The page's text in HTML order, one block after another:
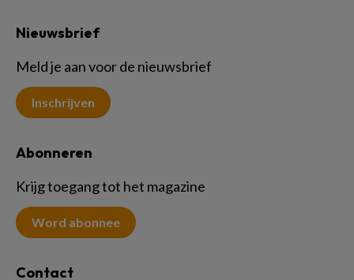
Nieuwsbrief
Meld je aan voor de nieuwsbrief
Inschrijven
Abonneren
Krijg toegang tot het magazine
Word abonnee
Contact